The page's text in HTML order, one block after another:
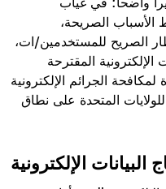
الأسباب الصريحة،
الصريح للمستخدمين/ات،
المقترحة
الجرائم الإلكترونية
المتحدة على نطاق
البيانات الإلكترونية